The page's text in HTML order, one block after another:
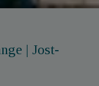
| Jost-